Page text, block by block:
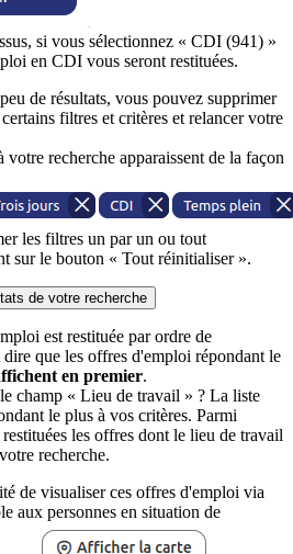
si vous sélectionnez « CDI (941) »
en CDI vous seront restituées.
de résultats, vous pouvez supprimer
filtres et critères et relancer votre
recherche apparaissent de la façon
les filtres un par un ou tout
sur le bouton « Tout réinitialiser ».
de votre recherche
est restituée par ordre de
que les offres d'emploi répondant le
en premier.
champ « Lieu de travail » ? La liste
le plus à vos critères. Parmi
les offres dont le lieu de travail
recherche.
de visualiser ces offres d'emploi via
aux personnes en situation de